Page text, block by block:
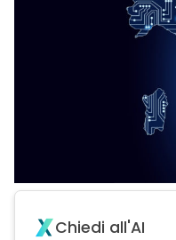
Chiedi all'AI